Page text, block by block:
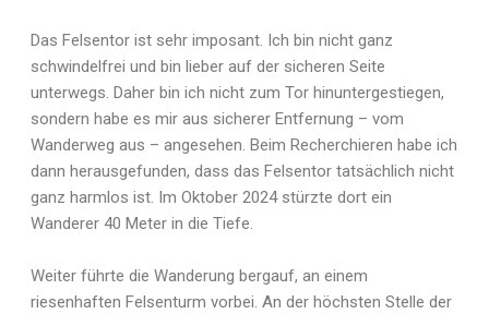
Das Felsentor ist sehr imposant. Ich bin nicht ganz
schwindelfrei und bin lieber auf der sicheren Seite
unterwegs. Daher bin ich nicht zum Tor hinuntergestiegen,
sondern habe es mir aus sicherer Entfernung – vom
Wanderweg aus – angesehen. Beim Recherchieren habe ich
dann herausgefunden, dass das Felsentor tatsächlich nicht
ganz harmlos ist. Im Oktober 2024 stürzte dort ein
Wanderer 40 Meter in die Tiefe.
Weiter führte die Wanderung bergauf, an einem
riesenhaften Felsenturm vorbei. An der höchsten Stelle der